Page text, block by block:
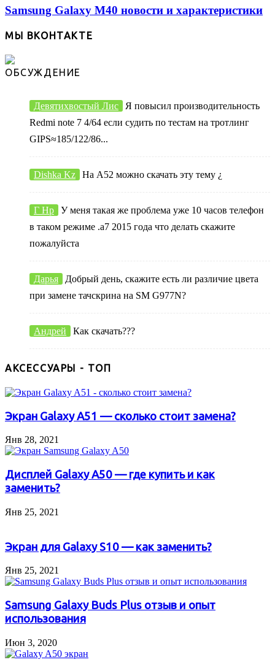
Samsung Galaxy M40 новости и характеристики
МЫ ВКОНТАКТЕ
ОБСУЖДЕНИЕ
Девятихвостый Лис
Я повысил производительность
Redmi note 7 4/64 если судить по тестам на тротлинг
GIPS≈185/122/86...
Dishka Kz На А52 можно скачать эту тему ¿
Г Нр
У меня такая же проблема уже 10 часов телефон
в таком режиме .а7 2015 года что делать скажите
пожалуйста
Дарья
Добрый день, скажите есть ли различие цвета
при замене тачскрина на SM G977N?
Андрей Как скачать???
АКСЕССУАРЫ - ТОП
Экран Galaxy A51 — сколько стоит замена?
Янв 28, 2021
Дисплей Galaxy A50 — где купить и как
заменить?
Янв 25, 2021
Экран для Galaxy S10 — как заменить?
Янв 25, 2021
Samsung Galaxy Buds Plus отзыв и опыт
использования
Июн 3, 2020